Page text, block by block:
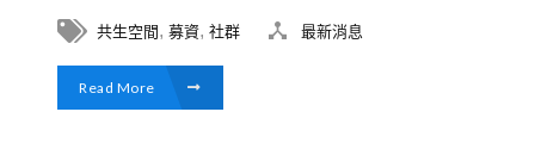
共生空間, 募資, 社群 最新消息
Read More